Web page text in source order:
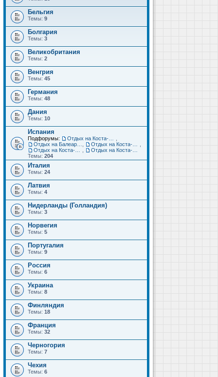
Бельгия
Темы: 9
Болгария
Темы: 3
Великобритания
Темы: 2
Венгрия
Темы: 45
Германия
Темы: 48
Дания
Темы: 10
Испания
Подфорумы:
Темы: 204
Италия
Темы: 24
Латвия
Темы: 4
Нидерланды (Голландия)
Темы: 3
Норвегия
Темы: 5
Португалия
Темы: 9
Россия
Темы: 6
Украина
Темы: 8
Финляндия
Темы: 18
Франция
Темы: 32
Черногория
Темы: 7
Чехия
Темы: 6